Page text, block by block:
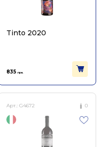
Tinto 2020
835 грн.
Арт.: G4672 0